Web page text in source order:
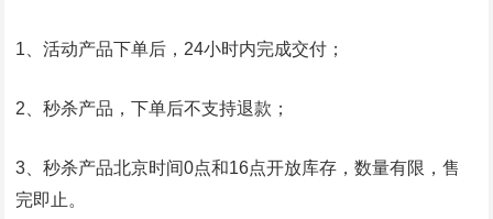
1、活动产品下单后，24小时内完成交付；
2、秒杀产品，下单后不支持退款；
3、秒杀产品北京时间0点和16点开放库存，数量有限，售
完即止。